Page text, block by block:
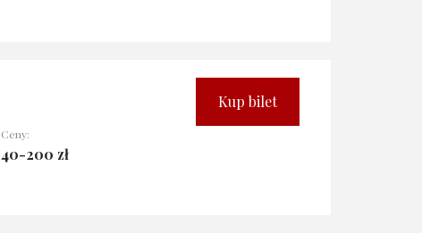
Ceny:
40-200 zł
Kup bilet